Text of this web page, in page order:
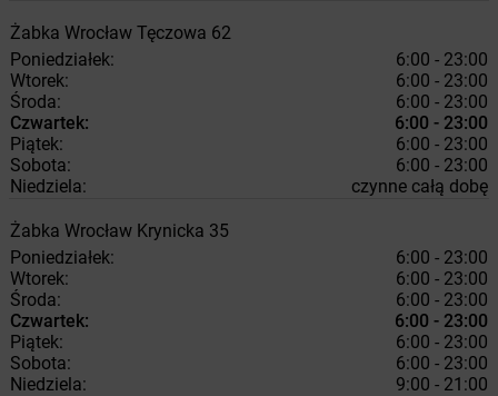
Żabka Wrocław Tęczowa 62
Poniedziałek:
6:00 - 23:00
Wtorek:
6:00 - 23:00
Środa:
6:00 - 23:00
Czwartek:
6:00 - 23:00
Piątek:
6:00 - 23:00
Sobota:
6:00 - 23:00
Niedziela:
czynne całą dobę
Żabka Wrocław Krynicka 35
Poniedziałek:
6:00 - 23:00
Wtorek:
6:00 - 23:00
Środa:
6:00 - 23:00
Czwartek:
6:00 - 23:00
Piątek:
6:00 - 23:00
Sobota:
6:00 - 23:00
Niedziela:
9:00 - 21:00